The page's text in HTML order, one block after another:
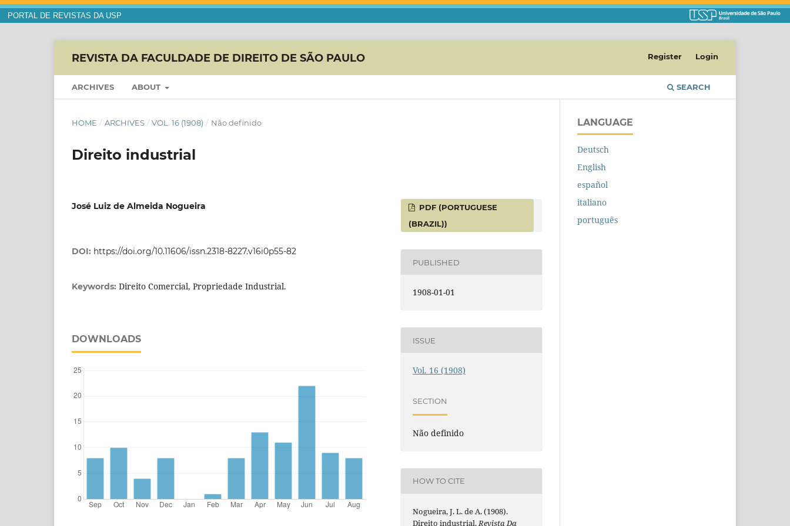
PORTAL DE REVISTAS DA USP
REVISTA DA FACULDADE DE DIREITO DE SÃO PAULO
ARCHIVES ABOUT SEARCH
Register Login
HOME / ARCHIVES / VOL. 16 (1908) / Não definido
Direito industrial
José Luiz de Almeida Nogueira
DOI: https://doi.org/10.11606/issn.2318-8227.v16i0p55-82
Keywords: Direito Comercial, Propriedade Industrial.
DOWNLOADS
PDF (PORTUGUESE
(BRAZIL))
PUBLISHED
1908-01-01
ISSUE
Vol. 16 (1908)
SECTION
Não definido
HOW TO CITE
Nogueira, J. L. de A. (1908).
Direito industrial. Revista Da
LANGUAGE
Deutsch
English
español
italiano
português